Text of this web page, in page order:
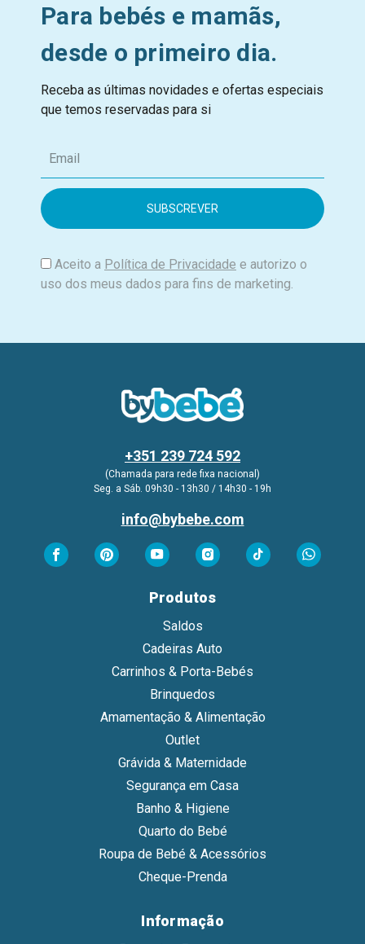
Para bebés e mamãs,
desde o primeiro dia.
Receba as últimas novidades e ofertas especiais
que temos reservadas para si
m
i
Aceito a Política de Privacidade e autorizo o
uso dos meus dados para fins de marketing.
+351 239 724 592
(Chamada para rede fixa nacional)
Seg. a Sáb. 09h30 - 13h30 / 14h30 - 19h
info@bybebe.com
Produtos
Saldos
Cadeiras Auto
Carrinhos & Porta-Bebés
Brinquedos
Amamentação & Alimentação
Outlet
Grávida & Maternidade
Segurança em Casa
Banho & Higiene
Quarto do Bebé
Roupa de Bebé & Acessórios
Cheque-Prenda
Informação